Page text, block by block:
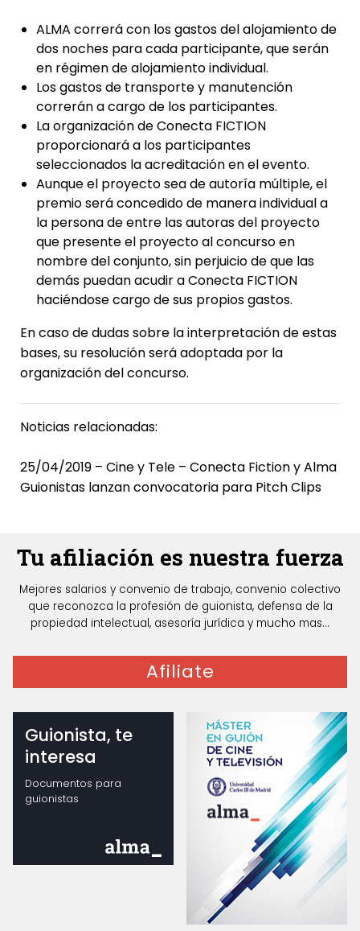
ALMA correrá con los gastos del alojamiento de
dos noches para cada participante, que serán
en régimen de alojamiento individual.
Los gastos de transporte y manutención
correrán a cargo de los participantes.
La organización de Conecta FICTION
proporcionará a los participantes
seleccionados la acreditación en el evento.
Aunque el proyecto sea de autoría múltiple, el
premio será concedido de manera individual a
la persona de entre las autoras del proyecto
que presente el proyecto al concurso en
nombre del conjunto, sin perjuicio de que las
demás puedan acudir a Conecta FICTION
haciéndose cargo de sus propios gastos.
En caso de dudas sobre la interpretación de estas
bases, su resolución será adoptada por la
organización del concurso.
Noticias relacionadas:
25/04/2019 – Cine y Tele – Conecta Fiction y Alma
Guionistas lanzan convocatoria para Pitch Clips
Tu afiliación es nuestra fuerza
Mejores salarios y convenio de trabajo, convenio colectivo
que reconozca la profesión de guionista, defensa de la
propiedad intelectual, asesoría jurídica y mucho mas...
Afiliate
Guionista, te
interesa
Documentos para
guionistas